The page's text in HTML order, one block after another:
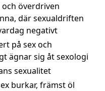
överdriven
där sexualdriften
negativt
på sex och
ägnar sig åt sexologi
sexualitet
burkar, främst öl